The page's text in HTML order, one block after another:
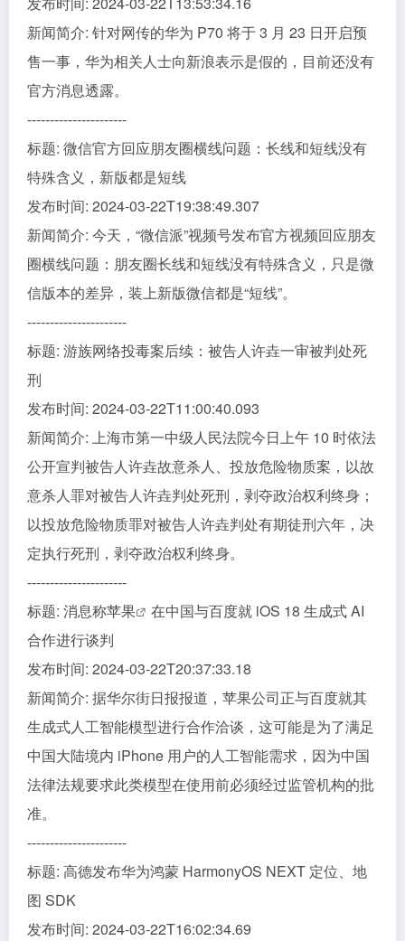
新闻简介: 针对网传的华为 P70 将于 3 月 23 日开启预
售一事，华为相关人士向新浪表示是假的，目前还没有
官方消息透露。
----------------------
标题: 微信官方回应朋友圈横线问题：长线和短线没有
特殊含义，新版都是短线
发布时间: 2024-03-22T19:38:49.307
新闻简介: 今天，“微信派”视频号发布官方视频回应朋友
圈横线问题：朋友圈长线和短线没有特殊含义，只是微
信版本的差异，装上新版微信都是“短线”。
----------------------
标题: 游族网络投毒案后续：被告人许垚一审被判处死
刑
发布时间: 2024-03-22T11:00:40.093
新闻简介: 上海市第一中级人民法院今日上午 10 时依法
公开宣判被告人许垚故意杀人、投放危险物质案，以故
意杀人罪对被告人许垚判处死刑，剥夺政治权利终身；
以投放危险物质罪对被告人许垚判处有期徒刑六年，决
定执行死刑，剥夺政治权利终身。
----------------------
标题: 消息称苹果
在中国与百度就 iOS 18 生成式 AI
合作进行谈判
发布时间: 2024-03-22T20:37:33.18
新闻简介: 据华尔街日报报道，苹果公司正与百度就其
生成式人工智能模型进行合作洽谈，这可能是为了满足
中国大陆境内 iPhone 用户的人工智能需求，因为中国
法律法规要求此类模型在使用前必须经过监管机构的批
准。
----------------------
标题: 高德发布华为鸿蒙 HarmonyOS NEXT 定位、地
图 SDK
发布时间: 2024-03-22T16:02:34.69